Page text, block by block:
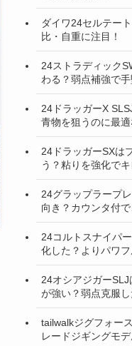
ダイワ24セルテー
比・自重に注目！
24ストラディック
わる？弱点補強で手
24ドラッガーX
青物を狙うのに最適
24ドラッガーSXは
う？粘りを強化で
24グラップラープ
向き？カウンタ付
24コルトスナイパ
化した？よりパワフ
24オシアジガー
が強い？弱点克服し
tailwalkジグフォー
レードジギングモデ